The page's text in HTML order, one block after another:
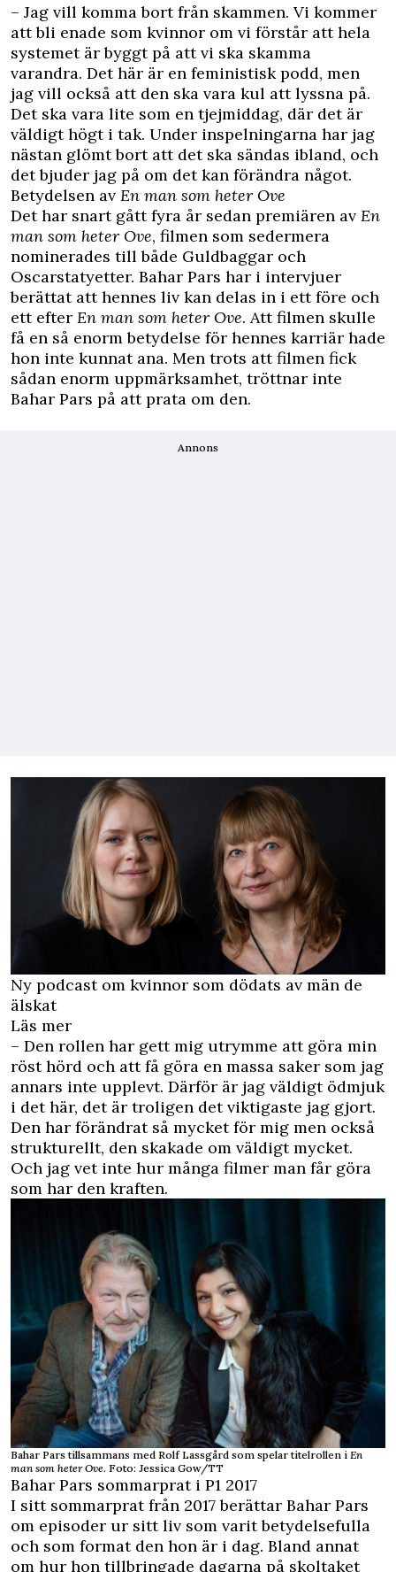
– Jag vill komma bort från skammen. Vi kommer
att bli enade som kvinnor om vi förstår att hela
systemet är byggt på att vi ska skamma
varandra. Det här är en feministisk podd, men
jag vill också att den ska vara kul att lyssna på.
Det ska vara lite som en tjejmiddag, där det är
väldigt högt i tak. Under inspelningarna har jag
nästan glömt bort att det ska sändas ibland, och
det bjuder jag på om det kan förändra något.
Betydelsen av En man som heter Ove
Det har snart gått fyra år sedan premiären av En
man som heter Ove, filmen som sedermera
nominerades till både Guldbaggar och
Oscarstatyetter. Bahar Pars har i intervjuer
berättat att hennes liv kan delas in i ett före och
ett efter En man som heter Ove. Att filmen skulle
få en så enorm betydelse för hennes karriär hade
hon inte kunnat ana. Men trots att filmen fick
sådan enorm uppmärksamhet, tröttnar inte
Bahar Pars på att prata om den.
Annons
Ny podcast om kvinnor som dödats av män de
älskat
Läs mer
– Den rollen har gett mig utrymme att göra min
röst hörd och att få göra en massa saker som jag
annars inte upplevt. Därför är jag väldigt ödmjuk
i det här, det är troligen det viktigaste jag gjort.
Den har förändrat så mycket för mig men också
strukturellt, den skakade om väldigt mycket.
Och jag vet inte hur många filmer man får göra
som har den kraften.
Bahar Pars tillsammans med Rolf Lassgård som spelar titelrollen i En
man som heter Ove. Foto: Jessica Gow/TT
Bahar Pars sommarprat i P1 2017
I sitt sommarprat från 2017berättar Bahar Pars
om episoder ur sitt liv som varit betydelsefulla
och som format den hon är i dag. Bland annat
om hur hon tillbringade dagarna på skoltaket